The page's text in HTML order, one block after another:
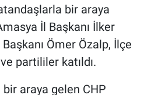
bir araya
İl Başkanı İlker
Ömer Özalp, İlçe
partililer katıldı.
araya gelen CHP